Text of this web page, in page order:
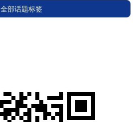
全部话题标签